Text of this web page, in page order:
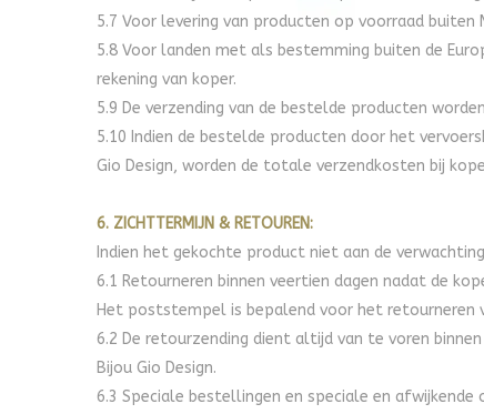
5.7 Voor levering van producten op voorraad buiten
5.8 Voor landen met als bestemming buiten de
rekening van koper.
5.9 De verzending van de bestelde producten
5.10 Indien de bestelde producten door het
Gio Design, worden de totale verzendkosten bij
6. ZICHTTERMIJN & RETOUREN:
Indien het gekochte product niet aan de
6.1 Retourneren binnen veertien dagen nadat de
Het poststempel is bepalend voor het retourneren
6.2 De retourzending dient altijd van te voren
Bijou Gio Design.
6.3 Speciale bestellingen en speciale en